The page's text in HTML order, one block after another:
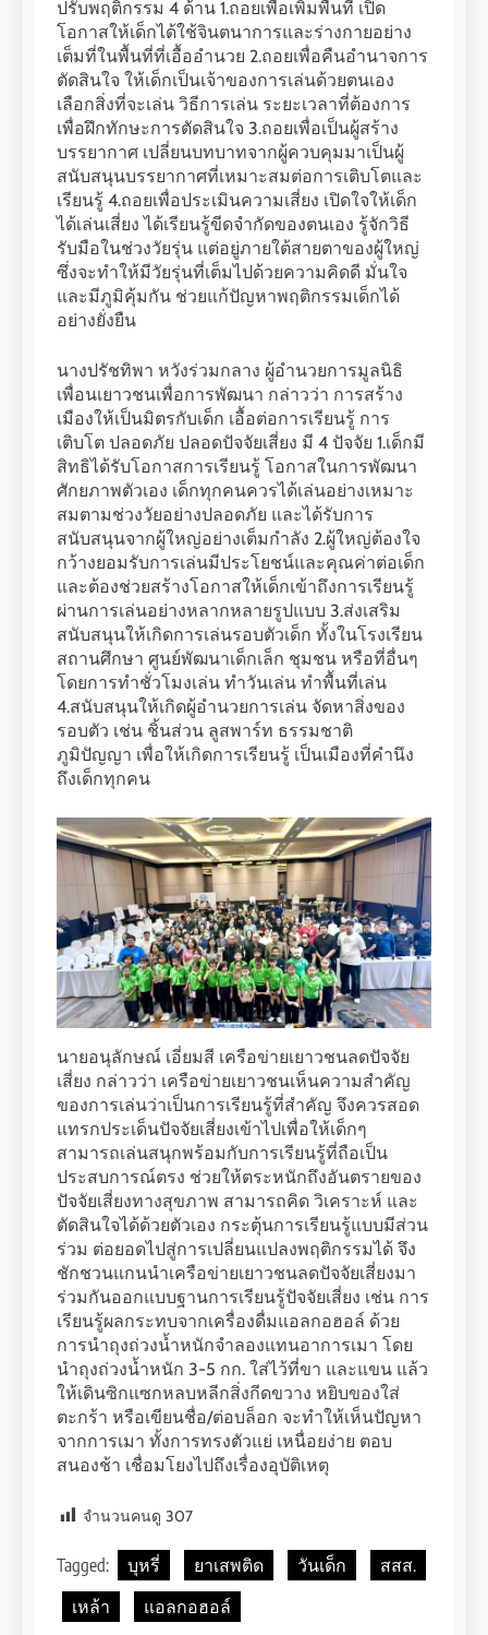
ปรับพฤติกรรม 4 ด้าน 1.ถอยเพื่อเพิ่มพื้นที่ เปิด
โอกาสให้เด็กได้ใช้จินตนาการและร่างกายอย่าง
เต็มที่ในพื้นที่ที่เอื้ออำนวย 2.ถอยเพื่อคืนอำนาจการ
ตัดสินใจ ให้เด็กเป็นเจ้าของการเล่นด้วยตนเอง
เลือกสิ่งที่จะเล่น วิธีการเล่น ระยะเวลาที่ต้องการ
เพื่อฝึกทักษะการตัดสินใจ 3.ถอยเพื่อเป็นผู้สร้าง
บรรยากาศ เปลี่ยนบทบาทจากผู้ควบคุมมาเป็นผู้
สนับสนุนบรรยากาศที่เหมาะสมต่อการเติบโตและ
เรียนรู้ 4.ถอยเพื่อประเมินความเสี่ยง เปิดใจให้เด็ก
ได้เล่นเสี่ยง ได้เรียนรู้ขีดจำกัดของตนเอง รู้จักวิธี
รับมือในช่วงวัยรุ่น แต่อยู่ภายใต้สายตาของผู้ใหญ่
ซึ่งจะทำให้มีวัยรุ่นที่เต็มไปด้วยความคิดดี มั่นใจ
และมีภูมิคุ้มกัน ช่วยแก้ปัญหาพฤติกรรมเด็กได้
อย่างยั่งยืน
นางปรัชทิพา หวังร่วมกลาง ผู้อำนวยการมูลนิธิ
เพื่อนเยาวชนเพื่อการพัฒนา กล่าวว่า การสร้าง
เมืองให้เป็นมิตรกับเด็ก เอื้อต่อการเรียนรู้ การ
เติบโต ปลอดภัย ปลอดปัจจัยเสี่ยง มี 4 ปัจจัย 1.เด็กมี
สิทธิได้รับโอกาสการเรียนรู้ โอกาสในการพัฒนา
ศักยภาพตัวเอง เด็กทุกคนควรได้เล่นอย่างเหมาะ
สมตามช่วงวัยอย่างปลอดภัย และได้รับการ
สนับสนุนจากผู้ใหญ่อย่างเต็มกำลัง ​2.ผู้ใหญ่ต้องใจ
กว้างยอมรับการเล่นมีประโยชน์และคุณค่าต่อเด็ก
และต้องช่วยสร้างโอกาสให้เด็กเข้าถึงการเรียนรู้
ผ่านการเล่นอย่างหลากหลายรูปแบบ ​3.ส่งเสริม
สนับสนุนให้เกิดการเล่นรอบตัวเด็ก ทั้งในโรงเรียน
สถานศึกษา ศูนย์พัฒนาเด็กเล็ก ชุมชน หรือที่อื่นๆ
โดยการทำชั่วโมงเล่น ทำวันเล่น ทำพื้นที่เล่น
4.สนับสนุนให้เกิดผู้อำนวยการเล่น จัดหาสิ่งของ
รอบตัว เช่น ชิ้นส่วน ลูสพาร์ท ธรรมชาติ
ภูมิปัญญา เพื่อให้เกิดการเรียนรู้ เป็นเมืองที่คำนึง
ถึงเด็กทุกคน
นายอนุลักษณ์ เอี่ยมสี เครือข่ายเยาวชนลดปัจจัย
เสี่ยง กล่าวว่า เครือข่ายเยาวชนเห็นความสำคัญ
ของการเล่นว่าเป็นการเรียนรู้ที่สำคัญ จึงควรสอด
แทรกประเด็นปัจจัยเสี่ยงเข้าไปเพื่อให้เด็กๆ
สามารถเล่นสนุกพร้อมกับการเรียนรู้ที่ถือเป็น
ประสบการณ์ตรง ช่วยให้ตระหนักถึงอันตรายของ
ปัจจัยเสี่ยงทางสุขภาพ สามารถคิด วิเคราะห์ และ
ตัดสินใจได้ด้วยตัวเอง กระตุ้นการเรียนรู้แบบมีส่วน
ร่วม ต่อยอดไปสู่การเปลี่ยนแปลงพฤติกรรมได้ จึง
ชักชวนแกนนำเครือข่ายเยาวชนลดปัจจัยเสี่ยงมา
ร่วมกันออกแบบฐานการเรียนรู้ปัจจัยเสี่ยง เช่น การ
เรียนรู้ผลกระทบจากเครื่องดื่มแอลกอฮอล์ ด้วย
การนำถุงถ่วงน้ำหนักจำลองแทนอาการเมา โดย
นำถุงถ่วงน้ำหนัก 3-5 กก. ใส่ไว้ที่ขา และแขน แล้ว
ให้เดินซิกแซกหลบหลีกสิ่งกีดขวาง หยิบของใส่
ตะกร้า หรือเขียนชื่อ/ต่อบล็อก จะทำให้เห็นปัญหา
จากการเมา ทั้งการทรงตัวแย่ เหนื่อยง่าย ตอบ
สนองช้า เชื่อมโยงไปถึงเรื่องอุบัติเหตุ
จำนวนคนดู 307
Tagged: บุหรี่ ยาเสพติด วันเด็ก
สสส.
เหล้า
แอลกอฮอล์